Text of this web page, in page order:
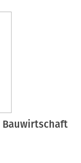
Bauwirtschaft